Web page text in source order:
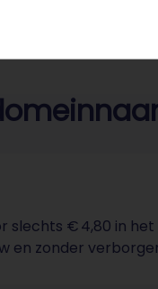
slechts € 4,80 in
en zonder